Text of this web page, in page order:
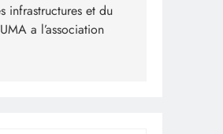
infrastructures et du
a l’association